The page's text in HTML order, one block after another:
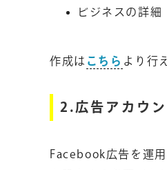
ビジネスの詳細
作成は こちら より行
2.広告アカウ
Facebook広告を運